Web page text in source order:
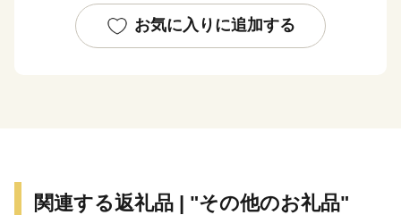
お気に入りに追加する
関連する返礼品 | "その他のお礼品"